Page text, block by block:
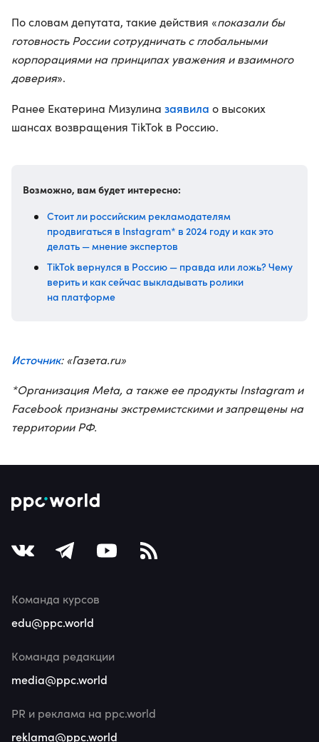
По словам депутата, такие действия «показали бы
готовность России сотрудничать с глобальными
корпорациями на принципах уважения и взаимного
доверия».
Ранее Екатерина Мизулина заявила о высоких
шансах возвращения TikTok в Россию.
Возможно, вам будет интересно:
Стоит ли российским рекламодателям
продвигаться в Instagram* в 2024 году и как это
делать — мнение экспертов
TikTok вернулся в Россию — правда или ложь? Чему
верить и как сейчас выкладывать ролики
на платформе
Источник: «Газета.ru»
*Организация Meta, а также ее продукты Instagram и
Facebook признаны экстремистскими и запрещены на
территории РФ.
Команда курсов
edu@ppc.world
Команда редакции
media@ppc.world
PR и реклама на ppc.world
reklama@ppc.world